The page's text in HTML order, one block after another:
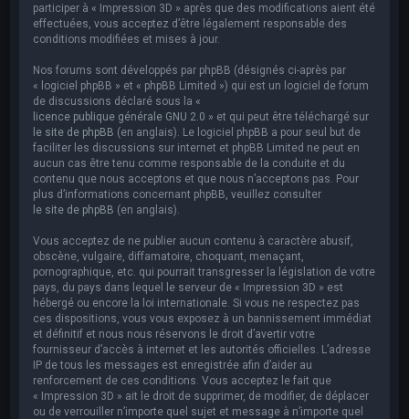
participer à « Impression 3D » après que des modifications aient été
effectuées, vous acceptez d’être légalement responsable des
conditions modifiées et mises à jour.
Nos forums sont développés par phpBB (désignés ci-après par
« logiciel phpBB » et « phpBB Limited ») qui est un logiciel de forum
de discussions déclaré sous la «
licence publique générale GNU 2.0 » et qui peut être téléchargé sur
le site de phpBB (en anglais). Le logiciel phpBB a pour seul but de
faciliter les discussions sur internet et phpBB Limited ne peut en
aucun cas être tenu comme responsable de la conduite et du
contenu que nous acceptons et que nous n’acceptons pas. Pour
plus d’informations concernant phpBB, veuillez consulter
le site de phpBB (en anglais).
Vous acceptez de ne publier aucun contenu à caractère abusif,
obscène, vulgaire, diffamatoire, choquant, menaçant,
pornographique, etc. qui pourrait transgresser la législation de votre
pays, du pays dans lequel le serveur de « Impression 3D » est
hébergé ou encore la loi internationale. Si vous ne respectez pas
ces dispositions, vous vous exposez à un bannissement immédiat
et définitif et nous nous réservons le droit d’avertir votre
fournisseur d’accès à internet et les autorités officielles. L’adresse
IP de tous les messages est enregistrée afin d’aider au
renforcement de ces conditions. Vous acceptez le fait que
« Impression 3D » ait le droit de supprimer, de modifier, de déplacer
ou de verrouiller n’importe quel sujet et message à n’importe quel